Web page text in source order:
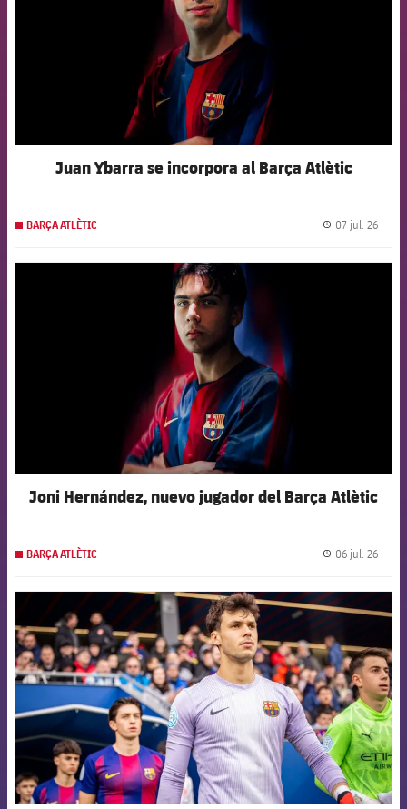
Juan Ybarra se incorpora al Barça Atlètic
BARÇA ATLÈTIC 07 jul. 26
FCB Barcelona badge
Joni Hernández, nuevo jugador del Barça Atlètic
BARÇA ATLÈTIC 06 jul. 26
FCB Barcelona badge